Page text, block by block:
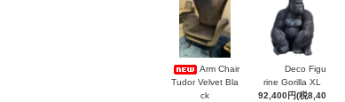
Arm Chair
Tudor Velvet Bla
ck
Deco Figu
rine Gorilla XL
92,400円(税8,40